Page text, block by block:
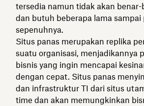
tersedia namun tidak akan
dan butuh beberapa lama sampai
sepenuhnya.
Situs panas merupakan replika
suatu organisasi, menjadikannya
bisnis yang ingin mencapai
dengan cepat. Situs panas
dan infrastruktur TI dari situs
time dan akan memungkinkan